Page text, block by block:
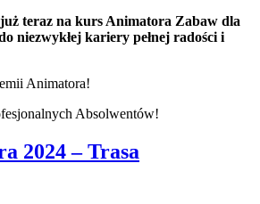
teraz na kurs Animatora Zabaw dla
niezwykłej kariery pełnej radości i
Animatora!
Absolwentów!
2024 – Trasa